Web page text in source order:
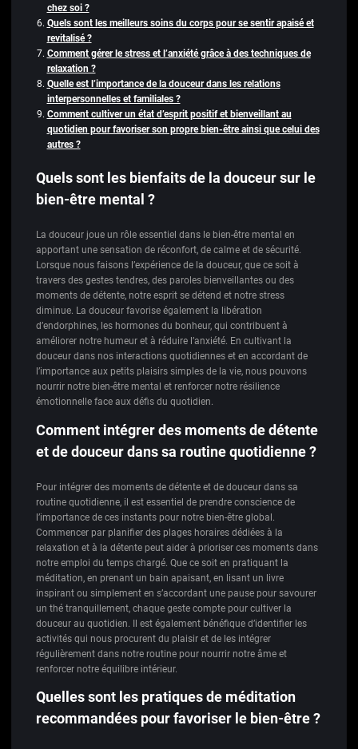
chez soi ?
Quels sont les meilleurs soins du corps pour se sentir apaisé et
revitalisé ?
Comment gérer le stress et l’anxiété grâce à des techniques de
relaxation ?
Quelle est l’importance de la douceur dans les relations
interpersonnelles et familiales ?
Comment cultiver un état d’esprit positif et bienveillant au
quotidien pour favoriser son propre bien-être ainsi que celui des
autres ?
Quels sont les bienfaits de la douceur sur le
bien-être mental ?
La douceur joue un rôle essentiel dans le bien-être mental en
apportant une sensation de réconfort, de calme et de sécurité.
Lorsque nous faisons l’expérience de la douceur, que ce soit à
travers des gestes tendres, des paroles bienveillantes ou des
moments de détente, notre esprit se détend et notre stress
diminue. La douceur favorise également la libération
d’endorphines, les hormones du bonheur, qui contribuent à
améliorer notre humeur et à réduire l’anxiété. En cultivant la
douceur dans nos interactions quotidiennes et en accordant de
l’importance aux petits plaisirs simples de la vie, nous pouvons
nourrir notre bien-être mental et renforcer notre résilience
émotionnelle face aux défis du quotidien.
Comment intégrer des moments de détente
et de douceur dans sa routine quotidienne ?
Pour intégrer des moments de détente et de douceur dans sa
routine quotidienne, il est essentiel de prendre conscience de
l’importance de ces instants pour notre bien-être global.
Commencer par planifier des plages horaires dédiées à la
relaxation et à la détente peut aider à prioriser ces moments dans
notre emploi du temps chargé. Que ce soit en pratiquant la
méditation, en prenant un bain apaisant, en lisant un livre
inspirant ou simplement en s’accordant une pause pour savourer
un thé tranquillement, chaque geste compte pour cultiver la
douceur au quotidien. Il est également bénéfique d’identifier les
activités qui nous procurent du plaisir et de les intégrer
régulièrement dans notre routine pour nourrir notre âme et
renforcer notre équilibre intérieur.
Quelles sont les pratiques de méditation
recommandées pour favoriser le bien-être ?